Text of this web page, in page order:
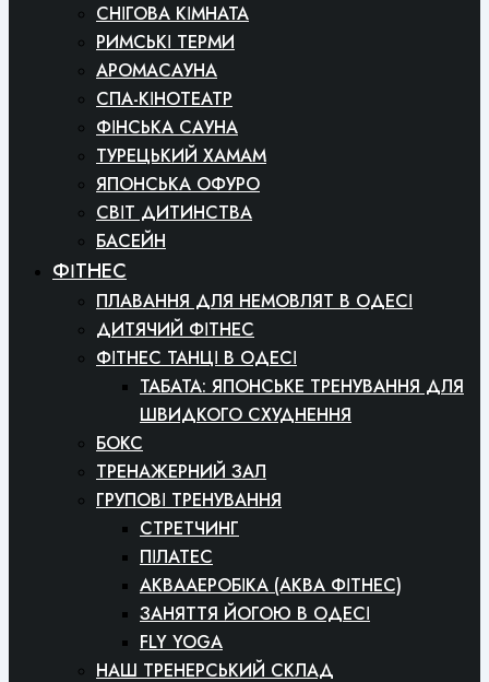
СНІГОВА КІМНАТА
РИМСЬКІ ТЕРМИ
АРОМАСАУНА
СПА-КІНОТЕАТР
ФІНСЬКА САУНА
ТУРЕЦЬКИЙ ХАМАМ
ЯПОНСЬКА ОФУРО
СВІТ ДИТИНСТВА
БАСЕЙН
ФІТНЕС
ПЛАВАННЯ ДЛЯ НЕМОВЛЯТ В ОДЕСІ
ДИТЯЧИЙ ФІТНЕС
ФІТНЕС ТАНЦІ В ОДЕСІ
ТАБАТА: ЯПОНСЬКЕ ТРЕНУВАННЯ ДЛЯ
ШВИДКОГО СХУДНЕННЯ
БОКС
ТРЕНАЖЕРНИЙ ЗАЛ
ГРУПОВІ ТРЕНУВАННЯ
СТРЕТЧИНГ
ПІЛАТЕС
АКВААЕРОБІКА (АКВА ФІТНЕС)
ЗАНЯТТЯ ЙОГОЮ В ОДЕСІ
FLY YOGA
НАШ ТРЕНЕРСЬКИЙ СКЛАД